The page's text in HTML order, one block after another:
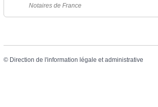
Notaires de France
© Direction de l'information légale et administrative